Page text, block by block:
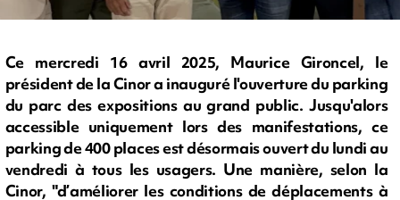
Ce mercredi 16 avril 2025, Maurice Gironcel, le
président de la Cinor a inauguré l'ouverture du parking
du parc des expositions au grand public. Jusqu'alors
accessible uniquement lors des manifestations, ce
parking de 400 places est désormais ouvert du lundi au
vendredi à tous les usagers. Une manière, selon la
Cinor, "d’améliorer les conditions de déplacements à